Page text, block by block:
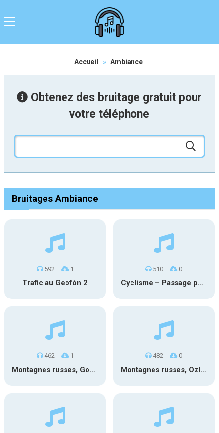
Accueil » Ambiance
Obtenez des bruitage gratuit pour
votre téléphone
Bruitages Ambiance
592 1
Trafic au Geofón 2
510 0
Cyclisme – Passage peloton 2
462 1
Montagnes russes, Goudurix 2
482 0
Montagnes russes, OzIris 3